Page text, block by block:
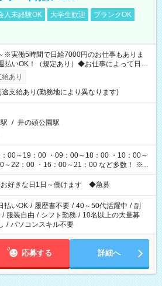
人未経験OK 大学生歓迎
ブランクOK
※実働5時間で日給7000円のお仕事もありま
いOK！（規定あり）◆お仕事によって日給
あり
途支給あり(勤務地により異なります)
/ 井の頭公園駅
00～19：00 ・09：00～18：00 ・10：00～
00 ・16：00～21：00 など多数！ ※お
間が異なります
好きな日1日～働けます ◆急募
払いOK / 履歴書不要 / 40～50代活躍中 / 副
/ 服装自由 / シフト勤務 / 10名以上の大量募
/ パソコンスキル不要
応募する 詳細へ